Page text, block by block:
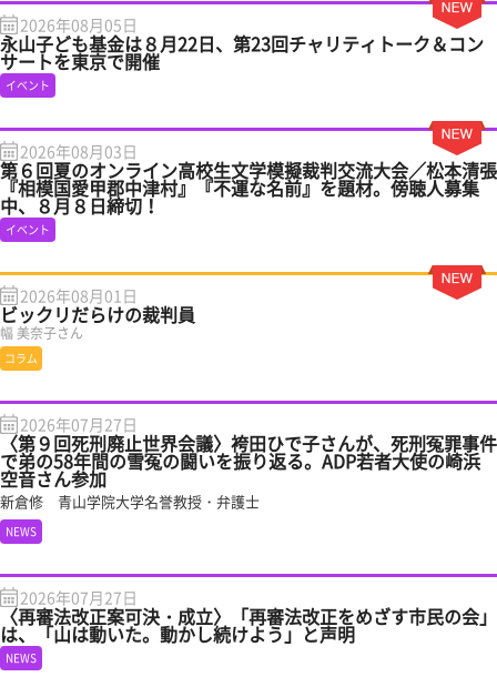
2026年08月05日
永山子ども基金は８月22日、第23回チャリティトーク＆コン
サートを東京で開催
イベント
2026年08月03日
第６回夏のオンライン高校生文学模擬裁判交流大会／松本清張
『相模国愛甲郡中津村』『不運な名前』を題材。傍聴人募集
中、８月８日締切！
イベント
2026年08月01日
ビックリだらけの裁判員
幅 美奈子さん
コラム
2026年07月27日
〈第９回死刑廃止世界会議〉袴田ひで子さんが、死刑冤罪事件
で弟の58年間の雪冤の闘いを振り返る。ADP若者大使の崎浜
空音さん参加
新倉修 青山学院大学名誉教授・弁護士
NEWS
2026年07月27日
〈再審法改正案可決・成立〉「再審法改正をめざす市民の会」
は、「山は動いた。動かし続けよう」と声明
NEWS